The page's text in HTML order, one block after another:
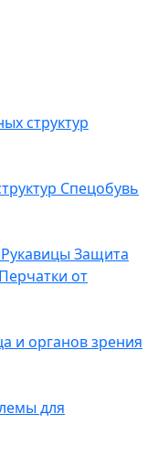
структур
Спецобувь
Рукавицы Защита
Перчатки от
и органов зрения
для